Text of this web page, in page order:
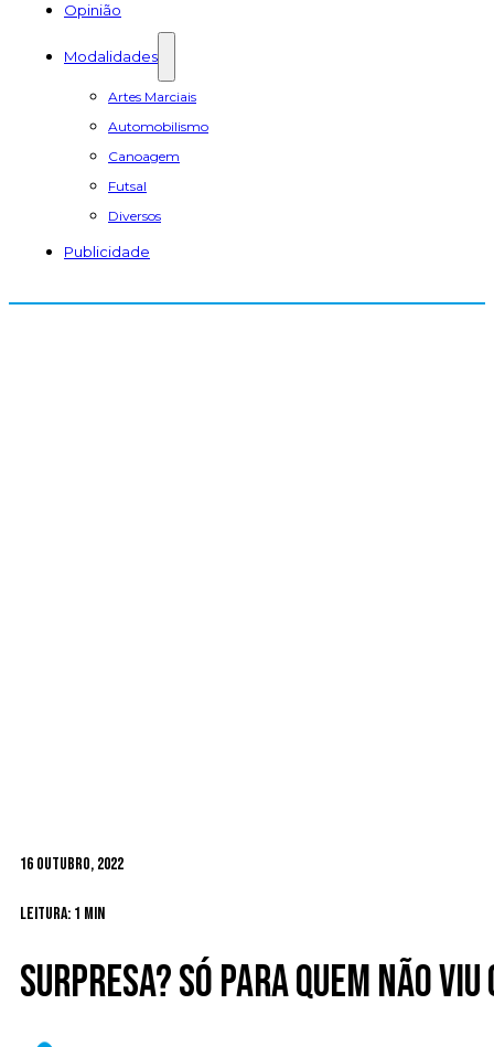
Opinião
Modalidades
Artes Marciais
Automobilismo
Canoagem
Futsal
Diversos
Publicidade
16 Outubro, 2022
Leitura: 1 min
Surpresa? Só para quem não